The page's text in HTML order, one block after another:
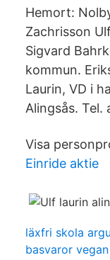
Hemort:
Zachrisson
Sigvard
kommun.
Laurin, VD i
Alingsås. Tel.
Visa
Einride aktie
läxfri skola
basvaror vegan